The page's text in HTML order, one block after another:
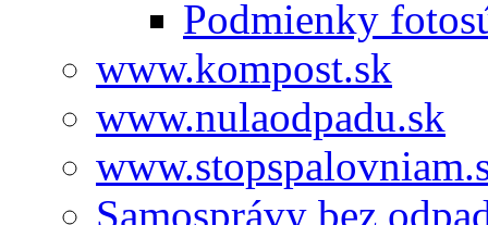
Podmienky
www.kompost.sk
www.nulaodpadu.sk
Samosprávy bez